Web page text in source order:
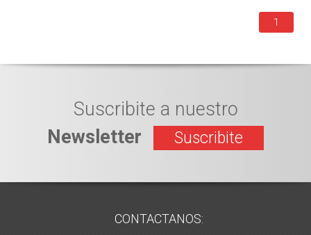
1
Suscribite a nuestro
Newsletter
Suscribite
CONTACTANOS: